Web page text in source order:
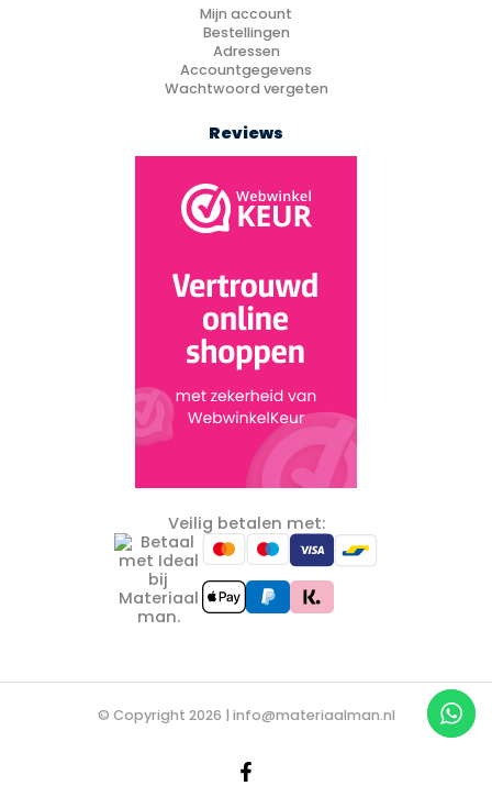
Mijn account
Bestellingen
Adressen
Accountgegevens
Wachtwoord vergeten
Reviews
Veilig betalen met:
© Copyright 2026 | info@materiaalman.nl